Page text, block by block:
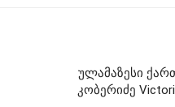
ულამაზესი
კობერიძე